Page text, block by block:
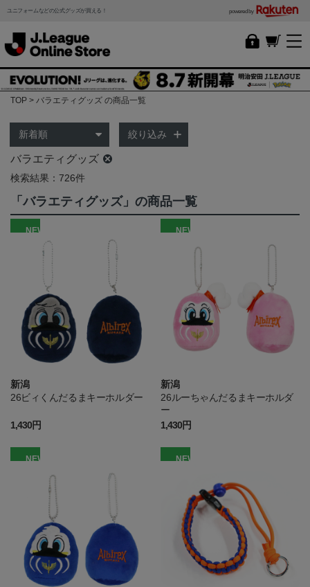
ユニフォームなどの公式グッズが買える！ powered by
TOP バラエティグッズ の商品一覧
絞り込み
バラエティグッズ
検索結果：726件
「バラエティグッズ」の商品一覧
NEW
新潟
26ビィくんだるまキーホルダー
1,430円
NEW
新潟
26ルーちゃんだるまキーホルダ
ー
1,430円
NEW NEW